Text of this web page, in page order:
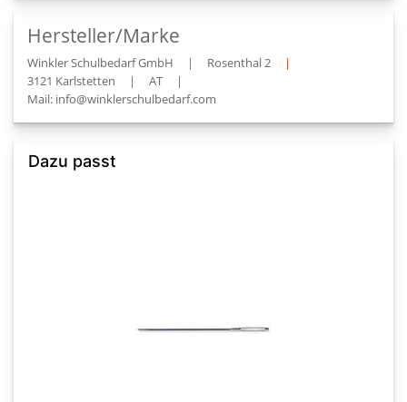
Hersteller/Marke
Winkler Schulbedarf GmbH | Rosenthal 2
|
3121 Karlstetten
| AT
|
Mail: info@winklerschulbedarf.com
Dazu passt